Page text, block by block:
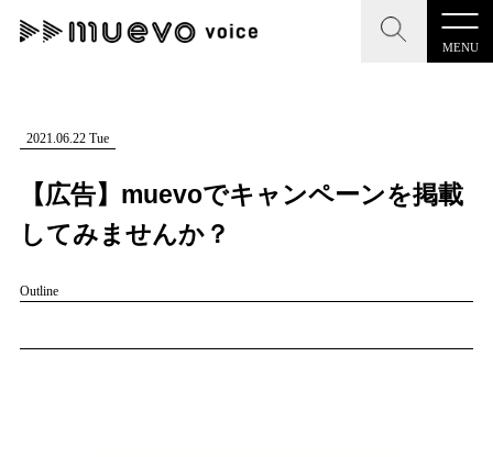
MENU
記事を検索する
人気ワード
#男性SSW #ポップス #女性SSW #ロック #男性シンガー
"読者の声を形にする”音楽特化メディア
MENU
2021.06.22 Tue
【広告】muevoでキャンペーンを掲載
してみませんか？
Outline